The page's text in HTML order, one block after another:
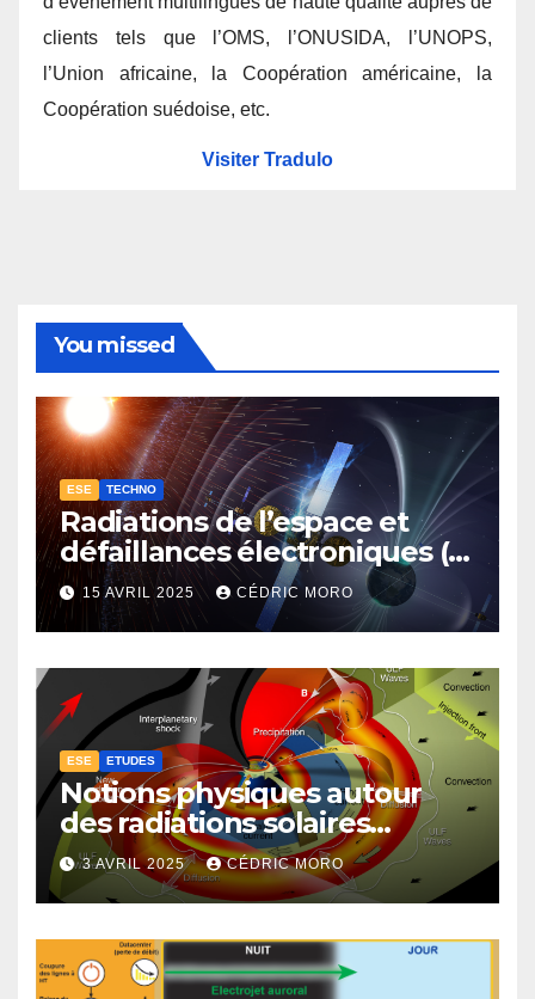
clients tels que l’OMS, l’ONUSIDA, l’UNOPS,
l’Union africaine, la Coopération américaine, la
Coopération suédoise, etc.
Visiter Tradulo
You missed
ESE TECHNO
Radiations de l’espace et
défaillances électroniques (1-
4-3-1)
15 AVRIL 2025 CÉDRIC MORO
ESE ETUDES
Notions physiques autour
des radiations solaires
extrêmes (1-4-1)
3 AVRIL 2025 CÉDRIC MORO